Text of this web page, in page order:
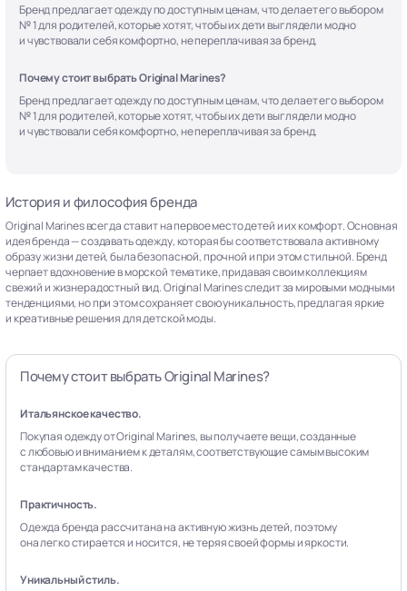
Бренд предлагает одежду по доступным ценам, что делает его выбором
№ 1 для родителей, которые хотят, чтобы их дети выглядели модно
и чувствовали себя комфортно, не переплачивая за бренд.
Почему стоит выбрать Original Marines?
Бренд предлагает одежду по доступным ценам, что делает его выбором
№ 1 для родителей, которые хотят, чтобы их дети выглядели модно
и чувствовали себя комфортно, не переплачивая за бренд.
История и философия бренда
Original Marines всегда ставит на первое место детей и их комфорт. Основная
идея бренда — создавать одежду, которая бы соответствовала активному
образу жизни детей, была безопасной, прочной и при этом стильной. Бренд
черпает вдохновение в морской тематике, придавая своим коллекциям
свежий и жизнерадостный вид. Original Marines следит за мировыми модными
тенденциями, но при этом сохраняет свою уникальность, предлагая яркие
и креативные решения для детской моды.
Почему стоит выбрать Original Marines?
Итальянское качество.
Покупая одежду от Original Marines, вы получаете вещи, созданные
с любовью и вниманием к деталям, соответствующие самым высоким
стандартам качества.
Практичность.
Одежда бренда рассчитана на активную жизнь детей, поэтому
она легко стирается и носится, не теряя своей формы и яркости.
Уникальный стиль.